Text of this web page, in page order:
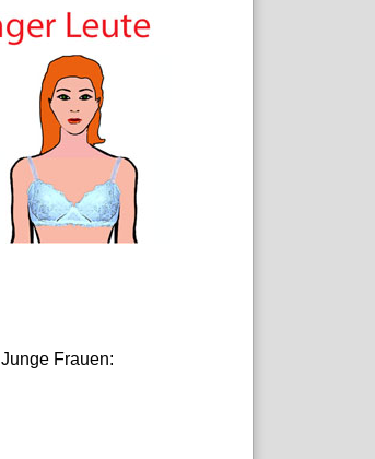
Junge Frauen: